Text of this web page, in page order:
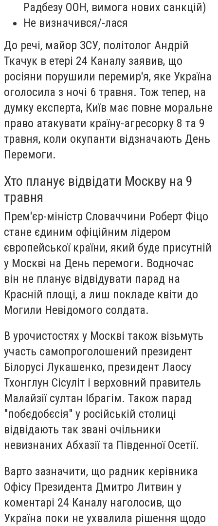
Радбезу ООН, вимога нових санкцій)
Не визначився/-лася
До речі, майор ЗСУ, політолог Андрій
Ткачук в етері 24 Каналу заявив, що
росіяни порушили перемир'я, яке Україна
оголосила з ночі 6 травня. Тож тепер, на
думку експерта, Київ має повне моральне
право атакувати країну-агресорку 8 та 9
травня, коли окупанти відзначають День
Перемоги.
Хто планує відвідати Москву на 9
травня
Прем'єр-міністр Словаччини Роберт Фіцо
стане єдиним офіційним лідером
європейської країни, який буде присутній
у Москві на День перемоги. Водночас
він не планує відвідувати парад на
Красній площі, а лиш покладе квіти до
Могили Невідомого солдата.
В урочистостях у Москві також візьмуть
участь самопроголошений президент
Білорусі Лукашенко, президент Лаосу
Тхонглун Сісуліт і верховний правитель
Малайзії султан Ібрагім. Також парад
"побєдобєсія" у російській столиці
відвідають так звані очільники
невизнаних Абхазії та Південної Осетії.
Варто зазначити, що радник керівника
Офісу Президента Дмитро Литвин у
коментарі 24 Каналу наголосив, що
Україна поки не ухвалила рішення щодо